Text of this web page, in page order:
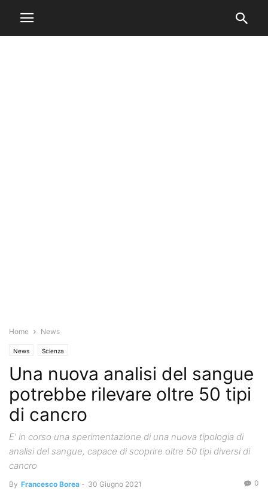
Home News
News Scienza
Una nuova analisi del sangue
potrebbe rilevare oltre 50 tipi
di cancro
E' in corso una sperimentazione di una nuova tipologia di
analisi del sangue, capace di scoprire oltre 50 tipi diversi di
cancro
By Francesco Borea - 30 Giugno 2021 0